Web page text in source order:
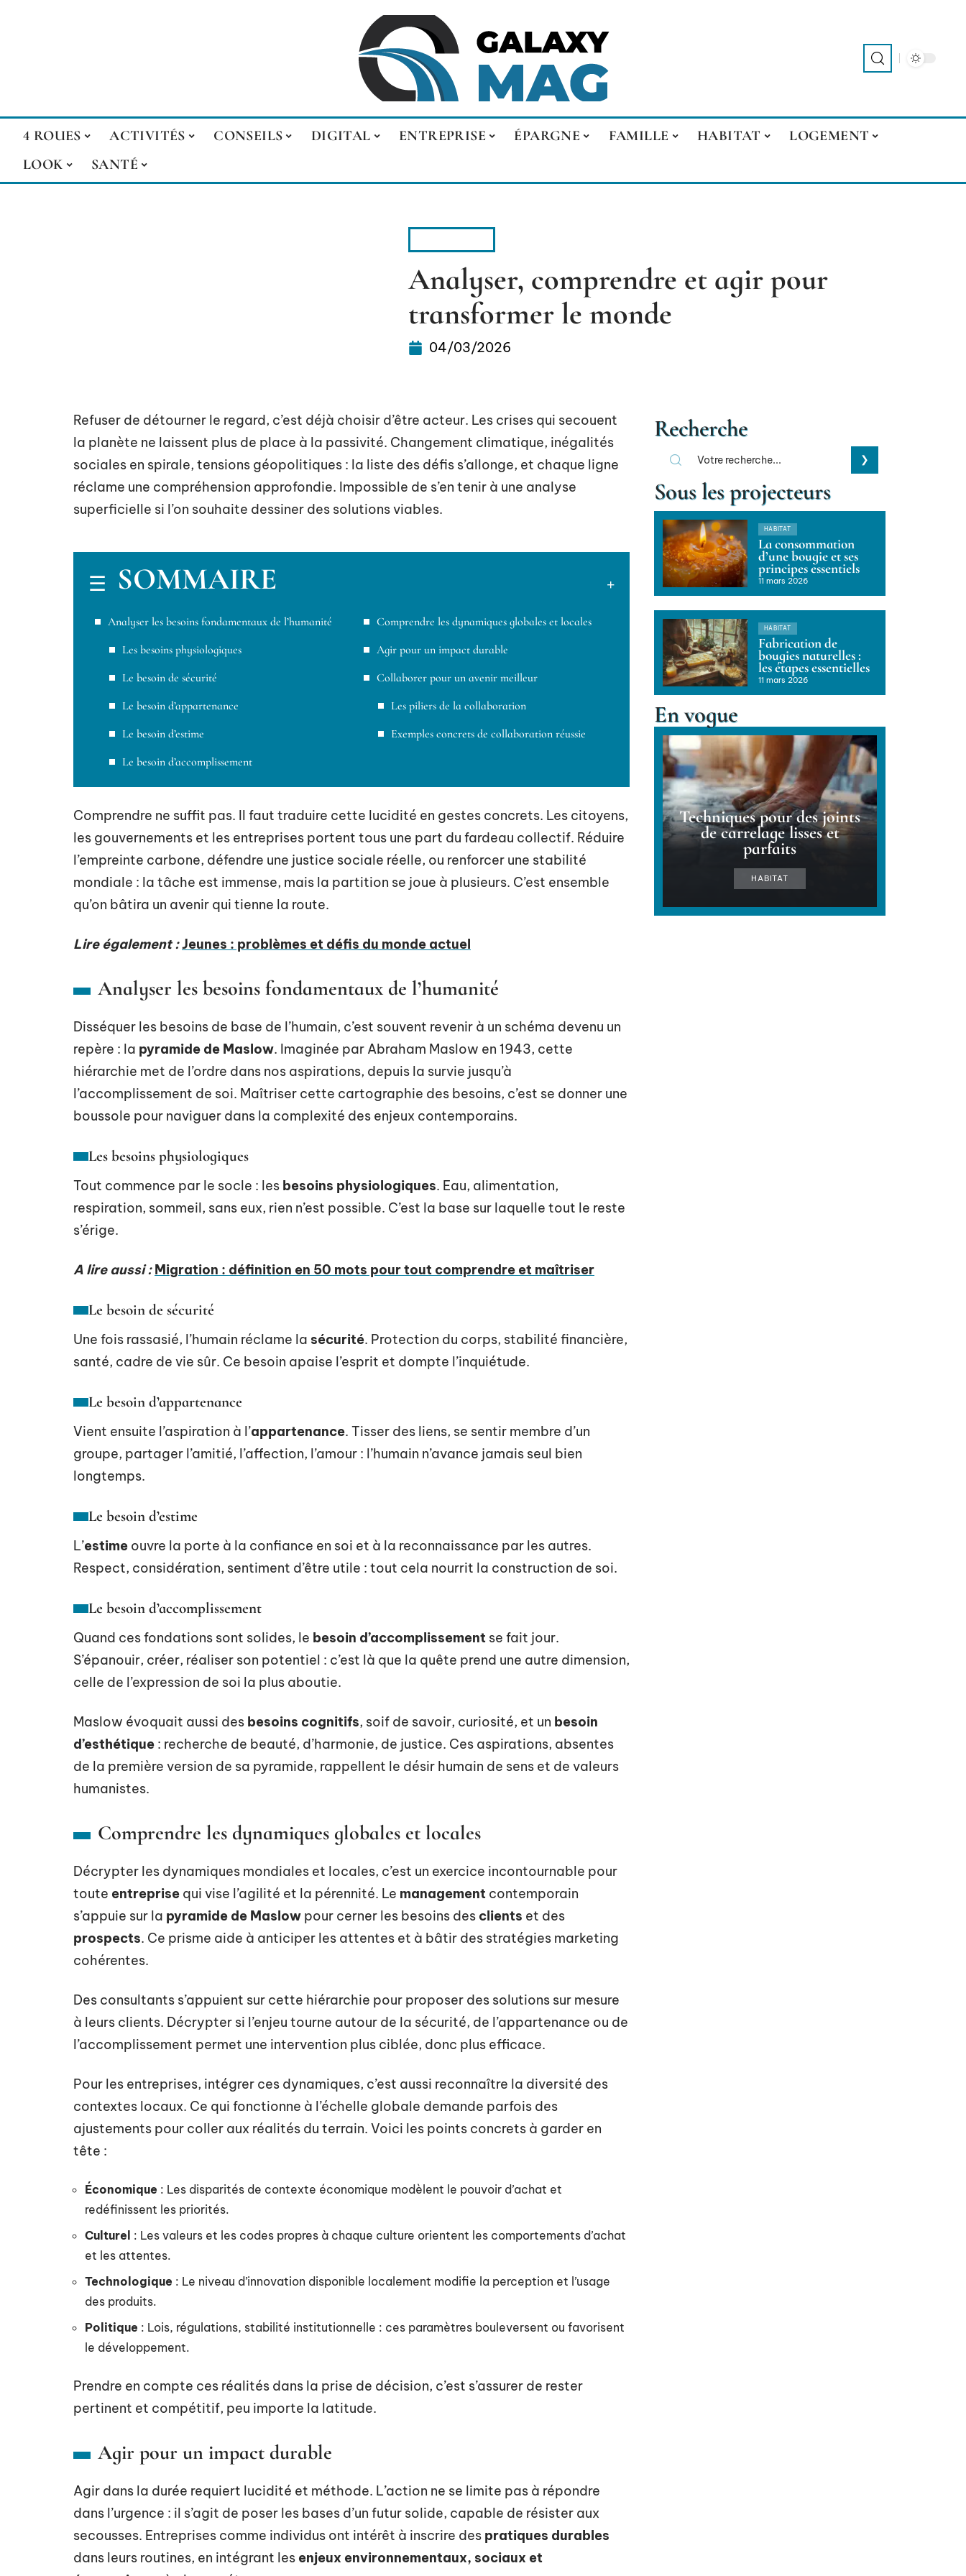
4 ROUES ACTIVITÉS CONSEILS DIGITAL ENTREPRISE ÉPARGNE FAMILLE HABITAT
LOGEMENT
LOOK
SANTÉ
Analyser, comprendre et agir pour
transformer le monde
04/03/2026
Refuser de détourner le regard, c’est déjà choisir d’être acteur. Les crises qui secouent
la planète ne laissent plus de place à la passivité. Changement climatique, inégalités
sociales en spirale, tensions géopolitiques : la liste des défis s’allonge, et chaque ligne
réclame une compréhension approfondie. Impossible de s’en tenir à une analyse
superficielle si l’on souhaite dessiner des solutions viables.
SOMMAIRE
Analyser les besoins fondamentaux de l’humanité
Les besoins physiologiques
Le besoin de sécurité
Le besoin d’appartenance
Le besoin d’estime
Le besoin d’accomplissement
Comprendre les dynamiques globales et locales
Agir pour un impact durable
Collaborer pour un avenir meilleur
Les piliers de la collaboration
Exemples concrets de collaboration réussie
Comprendre ne suffit pas. Il faut traduire cette lucidité en gestes concrets. Les citoyens,
les gouvernements et les entreprises portent tous une part du fardeau collectif. Réduire
l’empreinte carbone, défendre une justice sociale réelle, ou renforcer une stabilité
mondiale : la tâche est immense, mais la partition se joue à plusieurs. C’est ensemble
qu’on bâtira un avenir qui tienne la route.
Lire également :Jeunes : problèmes et défis du monde actuel
Analyser les besoins fondamentaux de l’humanité
Disséquer les besoins de base de l’humain, c’est souvent revenir à un schéma devenu un
repère : la pyramide de Maslow. Imaginée par Abraham Maslow en 1943, cette
hiérarchie met de l’ordre dans nos aspirations, depuis la survie jusqu’à
l’accomplissement de soi. Maîtriser cette cartographie des besoins, c’est se donner une
boussole pour naviguer dans la complexité des enjeux contemporains.
Les besoins physiologiques
Tout commence par le socle : les besoins physiologiques. Eau, alimentation,
respiration, sommeil, sans eux, rien n’est possible. C’est la base sur laquelle tout le reste
s’érige.
A lire aussi : Migration : définition en 50 mots pour tout comprendre et maîtriser
Le besoin de sécurité
Une fois rassasié, l’humain réclame la sécurité. Protection du corps, stabilité financière,
santé, cadre de vie sûr. Ce besoin apaise l’esprit et dompte l’inquiétude.
Le besoin d’appartenance
Vient ensuite l’aspiration à l’appartenance. Tisser des liens, se sentir membre d’un
groupe, partager l’amitié, l’affection, l’amour : l’humain n’avance jamais seul bien
longtemps.
Le besoin d’estime
L’estime ouvre la porte à la confiance en soi et à la reconnaissance par les autres.
Respect, considération, sentiment d’être utile : tout cela nourrit la construction de soi.
Le besoin d’accomplissement
Quand ces fondations sont solides, le besoin d’accomplissement se fait jour.
S’épanouir, créer, réaliser son potentiel : c’est là que la quête prend une autre dimension,
celle de l’expression de soi la plus aboutie.
Maslow évoquait aussi des besoins cognitifs, soif de savoir, curiosité, et un besoin
d’esthétique : recherche de beauté, d’harmonie, de justice. Ces aspirations, absentes
de la première version de sa pyramide, rappellent le désir humain de sens et de valeurs
humanistes.
Comprendre les dynamiques globales et locales
Décrypter les dynamiques mondiales et locales, c’est un exercice incontournable pour
toute entreprise qui vise l’agilité et la pérennité. Le management contemporain
s’appuie sur la pyramide de Maslow pour cerner les besoins des clients et des
prospects. Ce prisme aide à anticiper les attentes et à bâtir des stratégies marketing
cohérentes.
Des consultants s’appuient sur cette hiérarchie pour proposer des solutions sur mesure
à leurs clients. Décrypter si l’enjeu tourne autour de la sécurité, de l’appartenance ou de
l’accomplissement permet une intervention plus ciblée, donc plus efficace.
Pour les entreprises, intégrer ces dynamiques, c’est aussi reconnaître la diversité des
contextes locaux. Ce qui fonctionne à l’échelle globale demande parfois des
ajustements pour coller aux réalités du terrain. Voici les points concrets à garder en
tête :
Économique : Les disparités de contexte économique modèlent le pouvoir d’achat et
redéfinissent les priorités.
Culturel : Les valeurs et les codes propres à chaque culture orientent les comportements d’achat
et les attentes.
Technologique : Le niveau d’innovation disponible localement modifie la perception et l’usage
des produits.
Politique : Lois, régulations, stabilité institutionnelle : ces paramètres bouleversent ou favorisent
le développement.
Prendre en compte ces réalités dans la prise de décision, c’est s’assurer de rester
pertinent et compétitif, peu importe la latitude.
Agir pour un impact durable
Agir dans la durée requiert lucidité et méthode. L’action ne se limite pas à répondre
dans l’urgence : il s’agit de poser les bases d’un futur solide, capable de résister aux
secousses. Entreprises comme individus ont intérêt à inscrire des pratiques durables
dans leurs routines, en intégrant les enjeux environnementaux, sociaux et
Recherche
Sous les projecteurs
HABITAT
La consommation
d’une bougie et ses
principes essentiels
11 mars 2026
HABITAT
Fabrication de
bougies naturelles :
les étapes essentielles
11 mars 2026
En vogue
Techniques pour des joints
de carrelage lisses et
parfaits
HABITAT